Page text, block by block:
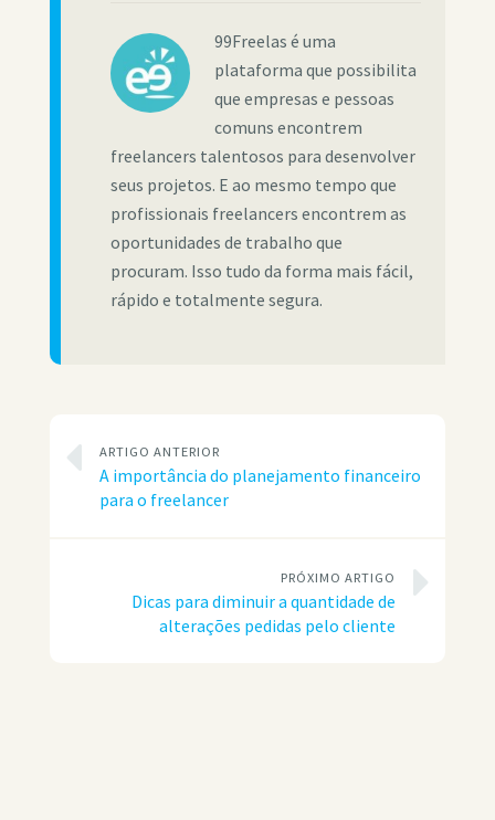
99Freelas é uma
plataforma que possibilita
que empresas e pessoas
comuns encontrem
freelancers talentosos para desenvolver
seus projetos. E ao mesmo tempo que
profissionais freelancers encontrem as
oportunidades de trabalho que
procuram. Isso tudo da forma mais fácil,
rápido e totalmente segura.
ARTIGO ANTERIOR
A importância do planejamento financeiro
para o freelancer
PRÓXIMO ARTIGO
Dicas para diminuir a quantidade de
alterações pedidas pelo cliente